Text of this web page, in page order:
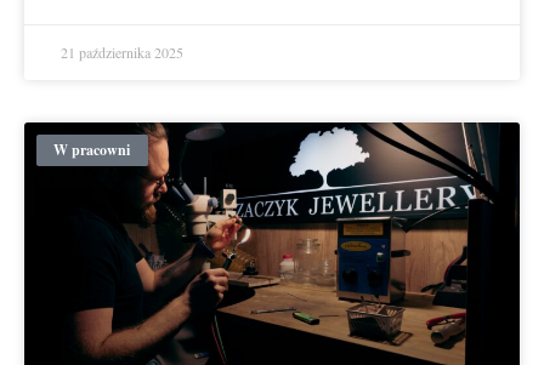
21 października 2025
W pracowni